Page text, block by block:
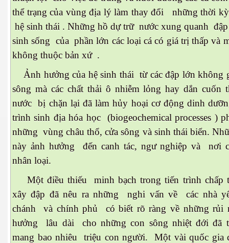
thể trạng của vùng địa lý làm thay đổi những thời
hệ sinh thái . Những hồ dự trữ nước xung quanh
sinh sống của phần lớn các loại cá có giá trị thấp và
không thuộc bản xứ .
Ảnh hưởng của hệ sinh thái từ các đập lớn không
sông mà các chất thải ô nhiễm lỏng hay dắn cuốn
nước bị chặn lại đã làm hủy hoại cơ động dinh
trình sinh địa hóa học (biogeochemical processes )
những vùng châu thổ, cửa sông và sinh thái biển.
này ảnh hưởng đến canh tác, ngư nghiệp và nơi
nhân loại.
Một điều thiếu minh bạch trong tiến trình chấp
xây đập đã nêu ra những nghi vấn về các nhà
chánh và chính phủ có biết rõ ràng về những rủi
hưởng lâu dài cho những con sông nhiệt đới đã
mang bao nhiêu triệu con người. Một vài quốc gia
... P2